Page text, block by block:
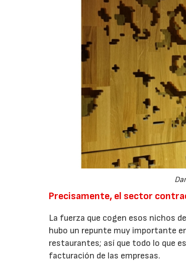
Precisamente, el sector
La fuerza que cogen esos nichos
hubo un repunte muy importante
restaurantes; así que todo lo que
facturación de las empresas.